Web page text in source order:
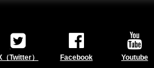
（Twitter） Facebook Youtube